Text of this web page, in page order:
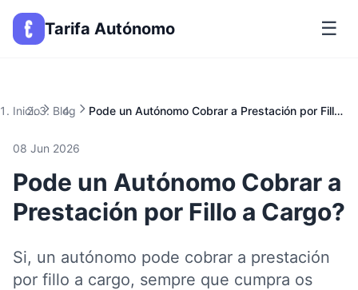
Tarifa Autónomo ☰
Inicio Blog Pode un Autónomo Cobrar a Prestación por Fillo a Cargo?
08 Jun 2026
Pode un Autónomo Cobrar a
Prestación por Fillo a Cargo?
Si, un autónomo pode cobrar a prestación
por fillo a cargo, sempre que cumpra os